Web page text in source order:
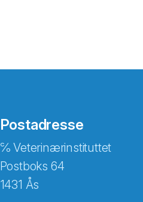
Postadresse
℅ Veterinærinstituttet
Postboks 64
1431 Ås